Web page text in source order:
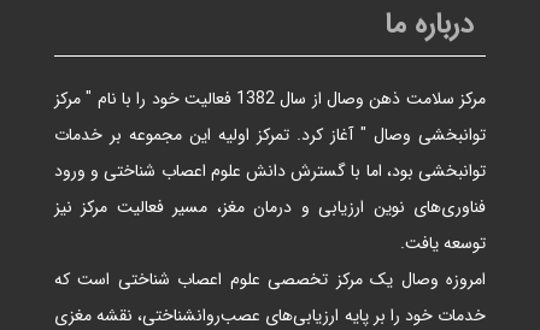
درباره ما
مرکز سلامت ذهن وصال از سال 1382 فعالیت خود را با نام " مرکز
توانبخشی وصال " آغاز کرد. تمرکز اولیه این مجموعه بر خدمات
توانبخشی بود، اما با گسترش دانش علوم اعصاب شناختی و ورود
فناوری‌های نوین ارزیابی و درمان مغز، مسیر فعالیت مرکز نیز
توسعه یافت.
امروزه وصال یک مرکز تخصصی علوم اعصاب شناختی است که
خدمات خود را بر پایه ارزیابی‌های عصب‌روانشناختی، نقشه مغزی